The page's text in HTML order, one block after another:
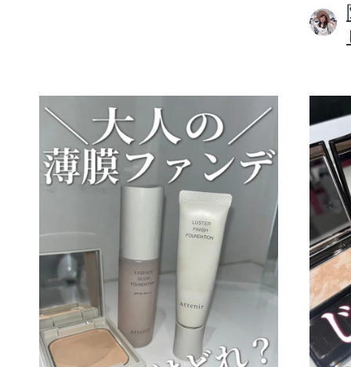
スキンケア
メイクアップ